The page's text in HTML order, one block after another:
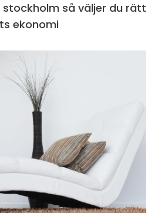
så väljer du rätt
ekonomi